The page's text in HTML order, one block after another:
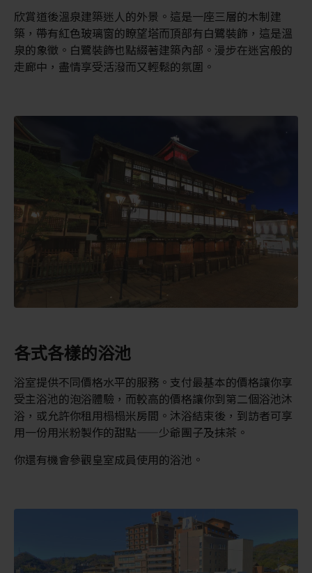
欣賞道後溫泉建築迷人的外景。這是一座三層的木制建
築，帶有紅色玻璃窗的瞭望塔而頂部有白鷺裝飾，這是溫
泉的象徵。白鷺裝飾也點綴著建築內部。漫步在迷宮般的
走廊中，盡情享受活潑而又輕鬆的氛圍。
各式各樣的浴池
浴室提供不同價格水平的服務。支付最基本的價格讓你享
受主浴池的泡浴體驗，而較高的價格讓你到第二個浴池沐
浴，或允許你租用榻榻米房間。沐浴結束後，到訪者可享
用一份用米粉製作的甜點——少爺團子及抹茶。
你還有機會參觀皇室成員使用的浴池。